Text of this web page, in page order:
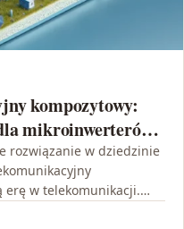
kompozytowy:
mikroinwerterów
rozwiązanie w dziedzinie
erę w telekomunikacji.